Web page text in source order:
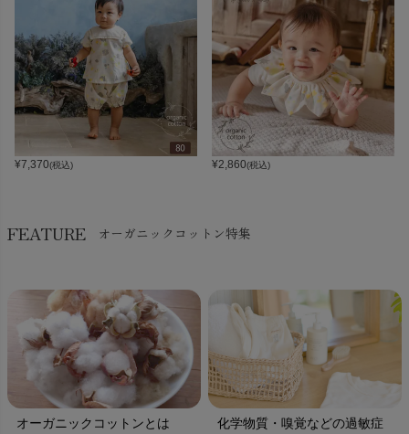
¥7,370(税込) ¥2,860(税込)
FEATURE オーガニックコットン特集
オーガニックコットンとは
化学物質・嗅覚などの過敏症